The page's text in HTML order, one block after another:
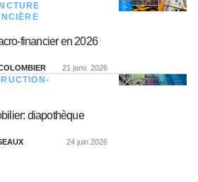
financier en 2026
21 janv. 2026
diapothèque
24 juin 2026